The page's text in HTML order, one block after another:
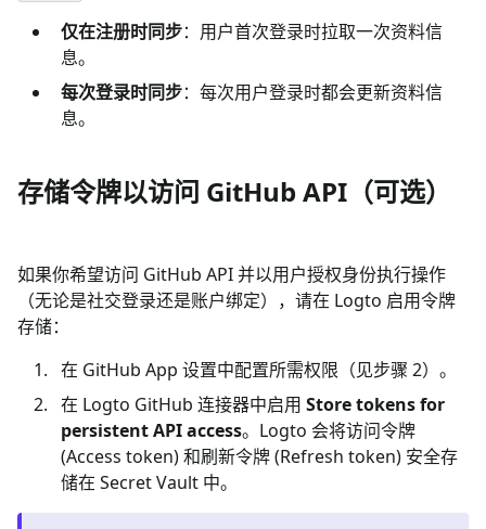
仅在注册时同步：用户首次登录时拉取一次资料信
息。
每次登录时同步：每次用户登录时都会更新资料信
息。
存储令牌以访问 GitHub API（可选）
如果你希望访问 GitHub API 并以用户授权身份执行操作
（无论是社交登录还是账户绑定），请在 Logto 启用令牌
存储：
在 GitHub App 设置中配置所需权限（见步骤 2）。
在 Logto GitHub 连接器中启用 Store tokens for
persistent API access。Logto 会将访问令牌
(Access token) 和刷新令牌 (Refresh token) 安全存
储在 Secret Vault 中。